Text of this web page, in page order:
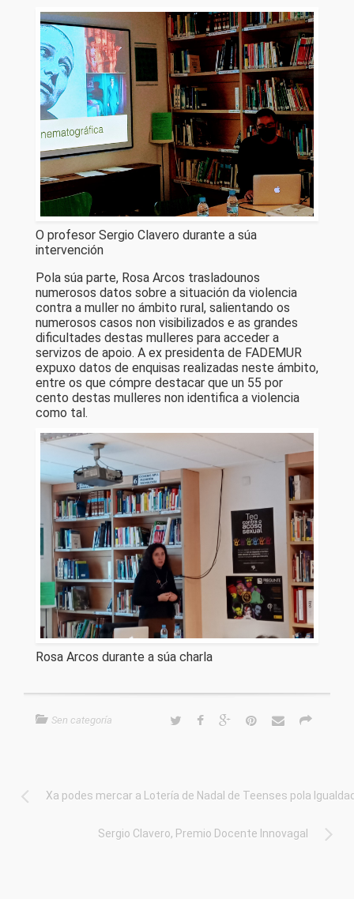
O profesor Sergio Clavero durante a súa
intervención
Pola súa parte, Rosa Arcos trasladounos
numerosos datos sobre a situación da violencia
contra a muller no ámbito rural, salientando os
numerosos casos non visibilizados e as grandes
dificultades destas mulleres para acceder a
servizos de apoio. A ex presidenta de FADEMUR
expuxo datos de enquisas realizadas neste ámbito,
entre os que cómpre destacar que un 55 por
cento destas mulleres non identifica a violencia
como tal.
Rosa Arcos durante a súa charla
Sen categoría
Xa podes mercar a Lotería de Nadal de Teenses pola
Sergio Clavero, Premio Docente Innovagal